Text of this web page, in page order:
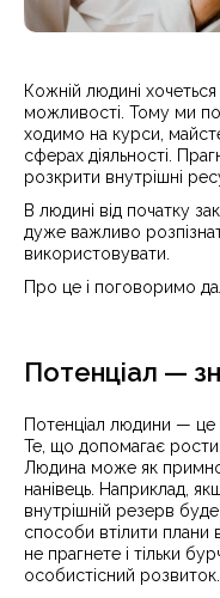
Кожній людині
можливості. Тому ми
ходимо на курси,
сферах діяльності.
розкрити внутрішні
В людині від початку
дуже важливо
використовувати.
Про це і поговоримо
Потенціал —
Потенціал людини — це
Те, що допомагає рости,
Людина може як
нанівець. Наприклад,
внутрішній резерв
способи втілити плани
не прагнете і тільки
особистісний розвиток.